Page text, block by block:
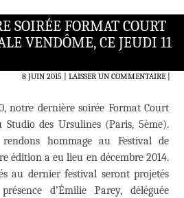
SOIRÉE FORMAT COURT
VENDÔME, CE JEUDI 11
8 JUIN 2015 LAISSER UN COMMENTAIRE|
notre dernière soirée Format Court
des Ursulines (Paris, 5ème).
hommage au Festival de
édition a eu lieu en décembre 2014.
au dernier festival seront projetés
d’Émilie Parey, déléguée